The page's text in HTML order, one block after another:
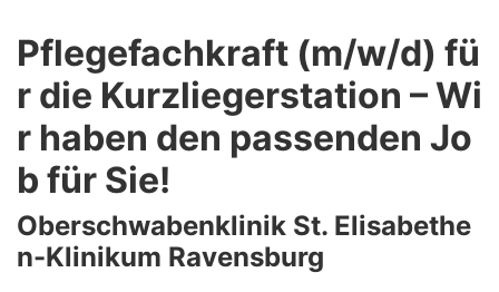
Pflegefachkraft (m/w/d) fü
r die Kurzliegerstation – Wi
r haben den passenden Jo
b für Sie!
Oberschwabenklinik St. Elisabethe
n-Klinikum Ravensburg